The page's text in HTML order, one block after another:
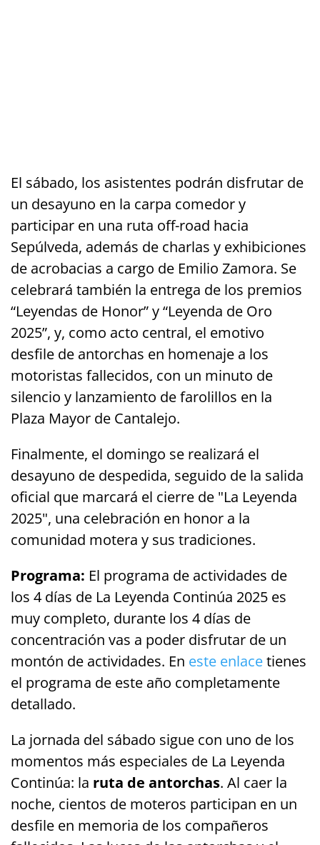
El sábado, los asistentes podrán disfrutar de
un desayuno en la carpa comedor y
participar en una ruta off-road hacia
Sepúlveda, además de charlas y exhibiciones
de acrobacias a cargo de Emilio Zamora. Se
celebrará también la entrega de los premios
“Leyendas de Honor” y “Leyenda de Oro
2025”, y, como acto central, el emotivo
desfile de antorchas en homenaje a los
motoristas fallecidos, con un minuto de
silencio y lanzamiento de farolillos en la
Plaza Mayor de Cantalejo.
Finalmente, el domingo se realizará el
desayuno de despedida, seguido de la salida
oficial que marcará el cierre de "La Leyenda
2025", una celebración en honor a la
comunidad motera y sus tradiciones.
Programa: El programa de actividades de
los 4 días de La Leyenda Continúa 2025 es
muy completo, durante los 4 días de
concentración vas a poder disfrutar de un
montón de actividades. En este enlacetienes
el programa de este año completamente
detallado.
La jornada del sábado sigue con uno de los
momentos más especiales de La Leyenda
Continúa: la ruta de antorchas. Al caer la
noche, cientos de moteros participan en un
desfile en memoria de los compañeros